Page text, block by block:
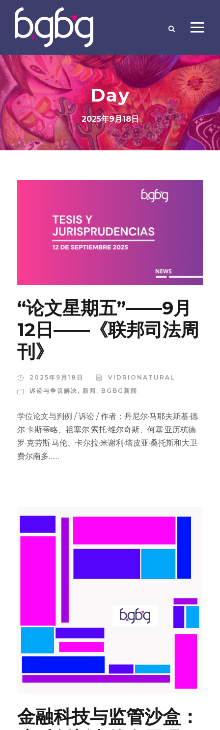
Day
2025年9月18日
“论文星期五”——9月
12日——《联邦司法周
刊》
2025年9月18日
VIDRIONATURAL
诉讼与争议解决 , 新闻 , BGBG新闻
学位论文与判例 / 诉讼 / 作者：丹尼尔·马耶夫斯基·德
尔·卡斯蒂略、祖塞尔·索托·维尔奇斯、何塞·亚历杭德
罗·克劳斯·马伦、卡尔拉·米谢利·塔皮亚·桑托斯和大卫·
费尔南多……
金融科技与监管沙盒：